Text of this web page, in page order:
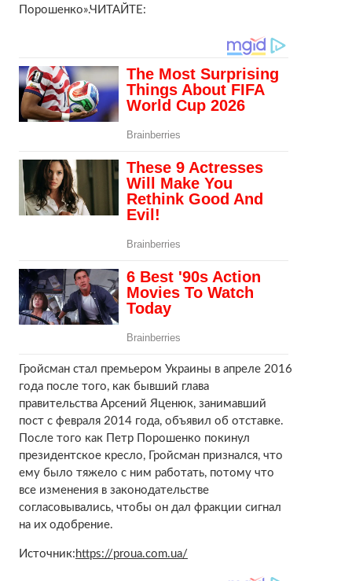
Порошенко».ЧИТАЙТЕ:
Гройсман стал премьером Украины в апреле 2016
года после того, как бывший глава
правительства Арсений Яценюк, занимавший
пост с февраля 2014 года, объявил об отставке.
После того как Петр Порошенко покинул
президентское кресло, Гройсман признался, что
ему было тяжело с ним работать, потому что
все изменения в законодательстве
согласовывались, чтобы он дал фракции сигнал
на их одобрение.
Источник: https://proua.com.ua/